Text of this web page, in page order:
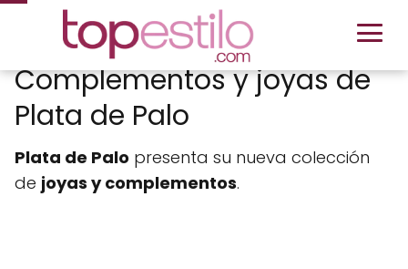
Complementos y joyas de
Plata de Palo
Plata de Palo presenta su nueva colección
de joyas y complementos.